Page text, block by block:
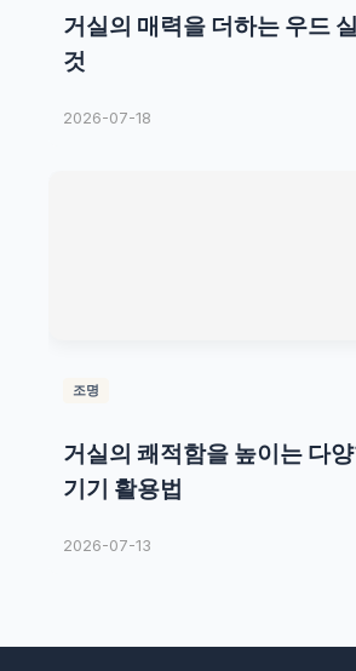
거실의 매력을 더하는 우드
것
2026-07-18
조명
거실의 쾌적함을 높이는 다
기기 활용법
2026-07-13